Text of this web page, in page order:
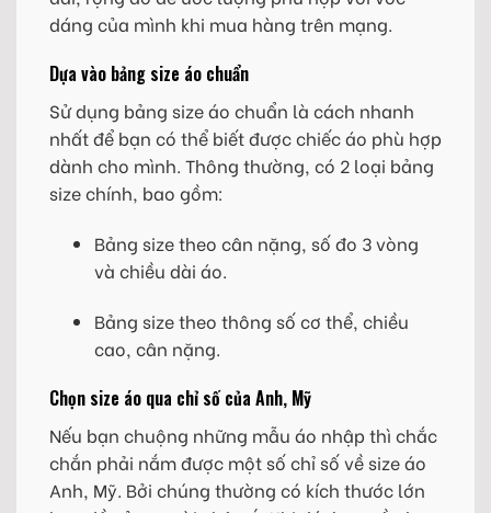
dáng của mình khi mua hàng trên mạng.
Dựa vào bảng size áo chuẩn
Sử dụng bảng size áo chuẩn là cách nhanh
nhất để bạn có thể biết được chiếc áo phù hợp
dành cho mình. Thông thường, có 2 loại bảng
size chính, bao gồm:
Bảng size theo cân nặng, số đo 3 vòng
và chiều dài áo.
Bảng size theo thông số cơ thể, chiều
cao, cân nặng.
Chọn size áo qua chỉ số của Anh, Mỹ
Nếu bạn chuộng những mẫu áo nhập thì chắc
chắn phải nắm được một số chỉ số về size áo
Anh, Mỹ. Bởi chúng thường có kích thước lớn